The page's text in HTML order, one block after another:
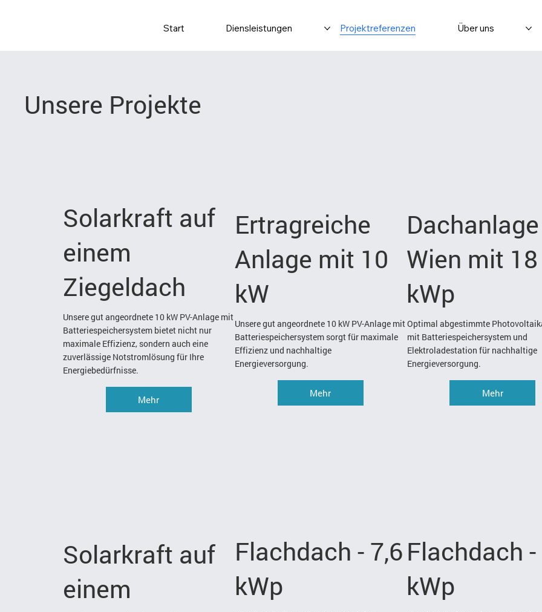
Start Diensleistungen Projektreferenzen Über uns
Unsere Projekte
Solarkraft auf
einem
Ziegeldach
Unsere gut angeordnete 10 kW PV-Anlage mit
Batteriespeichersystem bietet nicht nur
maximale Effizienz, sondern auch eine
zuverlässige Notstromlösung für Ihre
Energiebedürfnisse.
Mehr
Ertragreiche
Anlage mit 10
kW
Unsere gut angeordnete 10 kW PV-Anlage mit
Batteriespeichersystem sorgt für maximale
Effizienz und nachhaltige
Energieversorgung.
Mehr
Wien mit 18
kWp
Optimal abgestimmte
mit Batteriespeichersystem und
Elektroladestation für nachhaltige
Energieversorgung.
Mehr
Solarkraft auf
einem
Flachdach - 7,6
kWp
Flachdach -
kWp